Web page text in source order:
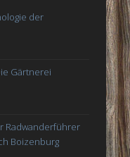
der
Gärtnerei
Radwanderführer
Boizenburg